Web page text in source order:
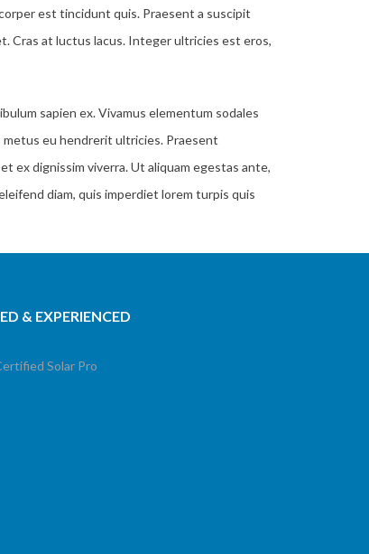
est tincidunt quis. Praesent a suscipit
Cras at luctus lacus. Integer ultricies est eros,
sapien ex. Vivamus elementum sodales
eu hendrerit ultricies. Praesent
ex dignissim viverra. Ut aliquam egestas ante,
diam, quis imperdiet lorem turpis quis
& EXPERIENCED